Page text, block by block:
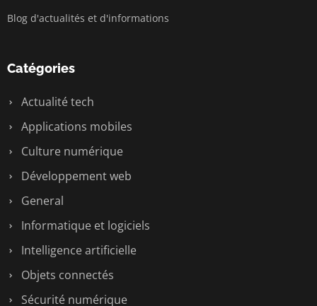
Blog d'actualités et d'informations
Catégories
Actualité tech
Applications mobiles
Culture numérique
Développement web
General
Informatique et logiciels
Intelligence artificielle
Objets connectés
Sécurité numérique